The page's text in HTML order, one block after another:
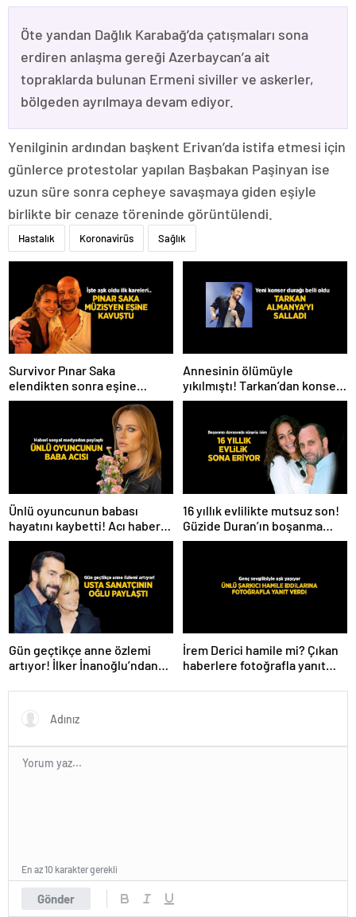
Öte yandan Dağlık Karabağ’da çatışmaları sona
erdiren anlaşma gereği Azerbaycan’a ait
topraklarda bulunan Ermeni siviller ve askerler,
bölgeden ayrılmaya devam ediyor.
Yenilginin ardından başkent Erivan’da istifa etmesi için
günlerce protestolar yapılan Başbakan Paşinyan ise
uzun süre sonra cepheye savaşmaya giden eşiyle
birlikte bir cenaze töreninde görüntülendi.
Hastalık Koronavirüs Sağlık
Survivor Pınar Saka
elendikten sonra eşine
kavuştu! Aşk dolu fotoğrafını
Instagram’dan paylaştı
Annesinin ölümüyle
yıkılmıştı! Tarkan’dan konser
paylaşımı
Ünlü oyuncunun babası
hayatını kaybetti! Acı haberi
sosyal medyadan duyurdu
16 yıllık evlilikte mutsuz son!
Güzide Duran’ın boşanma
davasında sürpriz isim tanık
Gün geçtikçe anne özlemi
artıyor! İlker İnanoğlu’ndan
İrem Derici hamile mi? Çıkan
haberlere fotoğrafla yanıt
Gönder
En az 10 karakter gerekli